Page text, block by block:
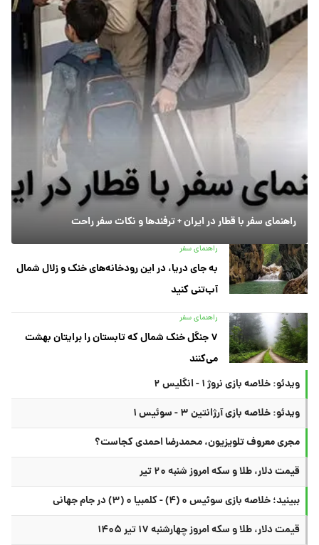
راهنمای سفر با قطار در ایران + ترفندها و نکات سفر راحت
راهنمای سفر
به جای دریا، در این رودخانه‌های خنک و زلال شمال
آب‌تنی کنید
راهنمای سفر
۷ جنگل خنک شمال که تابستان را برایتان بهشت
می‌کنند
ویدئو: خلاصه بازی نروژ ۱ - انگلیس ۲
ویدئو: خلاصه بازی آرژانتین ۳ - سوئیس ۱
مجری معروف تلویزیون، محمدرضا احمدی کجاست؟
قیمت دلار، طلا و سکه امروز شنبه ۲۰ تیر
ببینید؛ خلاصه بازی سوئیس ۰ (۴) - کلمبیا ۰ (۳) در جام جهانی
قیمت دلار، طلا و سکه امروز چهارشنبه ۱۷ تیر ۱۴۰۵